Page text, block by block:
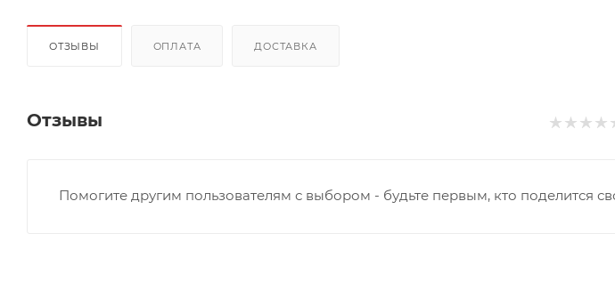
ОТЗЫВЫ ОПЛАТА ДОСТАВКА
Отзывы
Помогите другим пользователям с выбором - будьте первым, кто поделится